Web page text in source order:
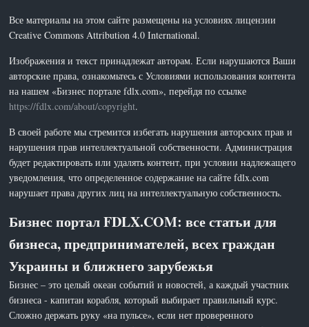
Все материалы на этом сайте размещены на условиях лицензии
Creative Commons Attribution 4.0 International.
Изображения и текст принадлежат авторам. Если нарушаются Ваши
авторские права, ознакомьтесь с Условиями использования контента
на нашем «Бизнес портале fdlx.com», перейдя по ссылке
https://fdlx.com/about/copyright.
В своей работе мы стремится избегать нарушения авторских прав и
нарушения прав интеллектуальной собственности. Администрация
будет редактировать или удалять контент, при условии надлежащего
уведомления, что определенное содержание на сайте fdlx.com
нарушает права других лиц на интеллектуальную собственность.
Бизнес портал FDLX.COM: все статьи для
бизнеса, предпринимателей, всех граждан
Украины и ближнего зарубежья
Бизнес – это целый океан событий и новостей, а каждый участник
бизнеса - капитан корабля, который выбирает правильный курс.
Сложно держать руку «на пульсе», если нет проверенного